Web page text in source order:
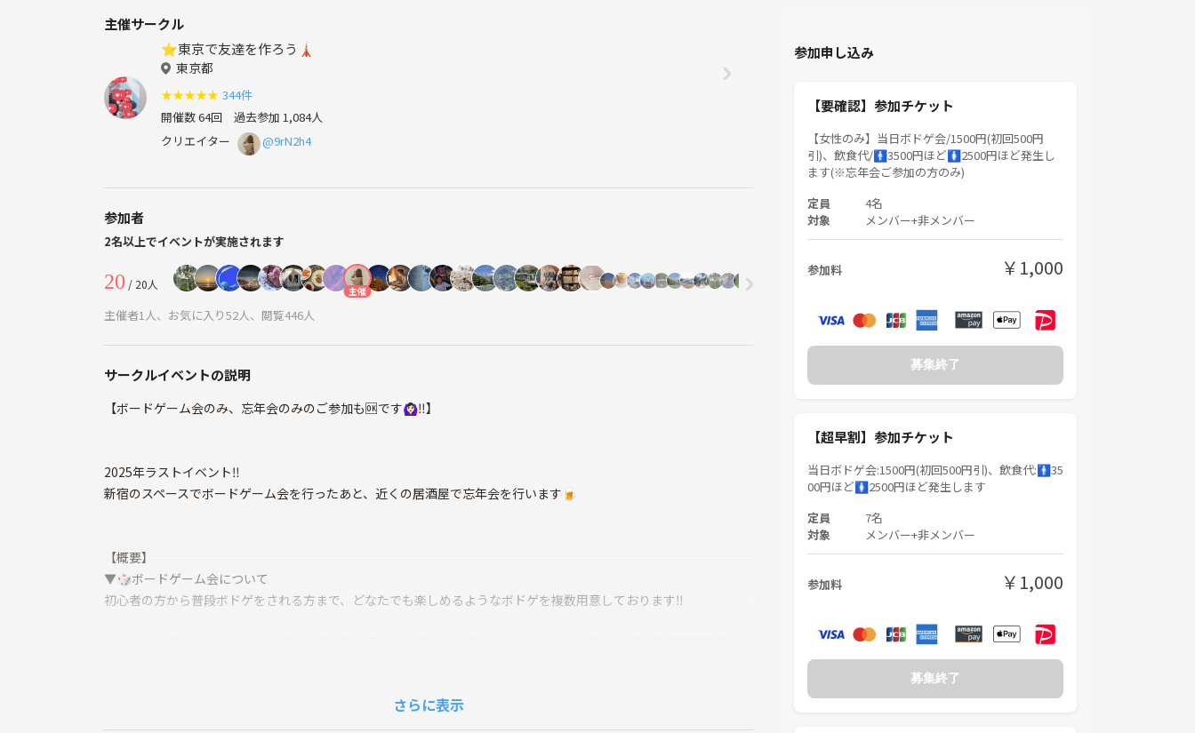
主催サークル
⭐️東京で友達を作ろう🗼
東京都
★★★★★ 344件
開催数 64回 過去参加 1,084人
クリエイター
@9rN2h4
参加者
2名以上でイベントが実施されます
20 / 20人 主催
主催者1人、お気に入り52人、閲覧446人
サークルイベントの説明
【ボードゲーム会のみ、忘年会のみのご参加も🆗です🙆🏻‍♀️︎‼️】
2025年ラストイベント‼️
新宿のスペースでボードゲーム会を行ったあと、近くの居酒屋で忘年会を行います🍺
【概要】
▼🎲ボードゲーム会について
初心者の方から普段ボドゲをされる方まで、どなたでも楽しめるようなボドゲを複数用意しております‼️
さらに表示
参加申し込み
【要確認】参加チケット
【女性のみ】当日ボドゲ会/1500円(初回500円
引)、飲食代/🚹3500円ほど🚺2500円ほど発生し
ます(※忘年会ご参加の方のみ)
定員 4名
対象 メンバー+非メンバー
参加料 ￥1,000
募集終了
【超早割】参加チケット
当日ボドゲ会:1500円(初回500円引)、飲食代:🚹35
00円ほど🚺2500円ほど発生します
定員 7名
対象
メンバー+非メンバー
参加料 ￥1,000
募集終了